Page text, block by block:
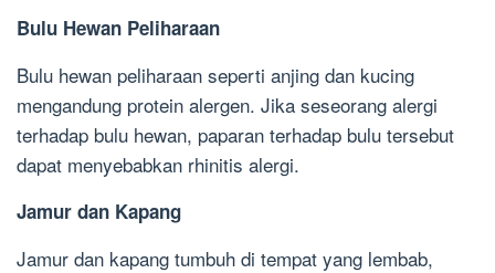
Bulu Hewan Peliharaan
Bulu hewan peliharaan seperti anjing dan kucing
mengandung protein alergen. Jika seseorang alergi
terhadap bulu hewan, paparan terhadap bulu tersebut
dapat menyebabkan rhinitis alergi.
Jamur dan Kapang
Jamur dan kapang tumbuh di tempat yang lembab,